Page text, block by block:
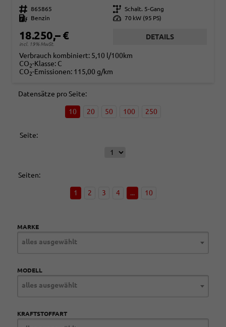
Fahrzeugnr. 865865 Getriebe Schalt. 5-Gang
Kraftstoff
Benzin Leistung 70 kW (95 PS)
18.250,– €
incl. 19% MwSt.
DETAILS
Verbrauch kombiniert: 5,10 l/100km
CO2-Klasse: C
CO2-Emissionen: 115,00 g/km
Datensätze pro Seite:
10 20 50 100 250
Seite:
Seiten:
1 2 3 4 ... 10
MARKE
alles ausgewählt
MODELL
alles ausgewählt
KRAFTSTOFFART